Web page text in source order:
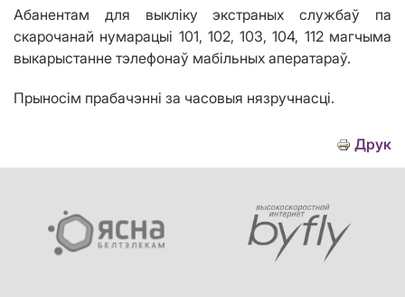
Абанентам для выкліку экстраных службаў па
скарочанай нумарацыі 101, 102, 103, 104, 112 магчыма
выкарыстанне тэлефонаў мабільных аператараў.
Прыносім прабачэнні за часовыя нязручнасці.
Друк